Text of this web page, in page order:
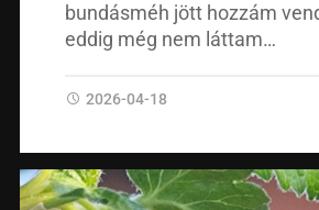
bundásméh jött hozzám
eddig még nem láttam…
2026-04-18